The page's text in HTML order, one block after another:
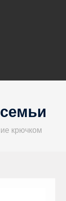
кокеткой из
крючком